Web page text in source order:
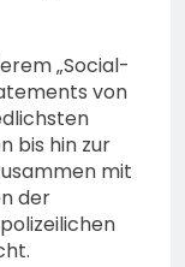
„Social-
von
bis hin zur
mit
der